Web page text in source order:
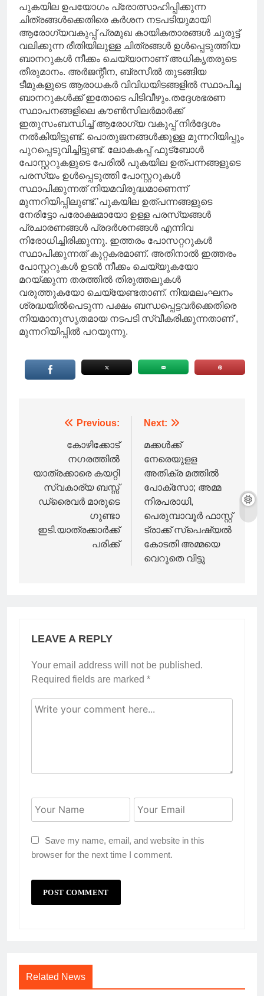
പുകയില ഉപയോഗം പ്രോത്സാഹിപ്പിക്കുന്ന
ചിത്രങ്ങൾക്കെതിരെ കർശന നടപടിയുമായി
ആരോഗ്യവകുപ്പ് പ്രമുഖ കായികതാരങ്ങൾ ചുരുട്ട്
വലിക്കുന്ന രീതിയിലുള്ള ചിത്രങ്ങൾ ഉൾപ്പെടുത്തിയ
ബാനറുകൾ നീക്കം ചെയ്യാനാണ് അധികൃതരുടെ
തീരുമാനം. അർജന്റീന, ബ്രസീൽ തുടങ്ങിയ
ടീമുകളുടെ ആരാധകർ വിവിധയിടങ്ങളിൽ സ്ഥാപിച്ച
ബാനറുകൾക്ക് ഇതോടെ പിടിവീഴും.തദ്ദേശഭരണ
സ്ഥാപനങ്ങളിലെ കൗണ്‍സിലര്‍മാര്‍ക്ക്
ഇതുസംബന്ധിച്ച് ആരോഗ്യ വകുപ്പ് നിര്‍ദ്ദേശം
നല്‍കിയിട്ടുണ്ട്. പൊതുജനങ്ങള്‍ക്കുള്ള മുന്നറിയിപ്പും
പുറപ്പെടുവിച്ചിട്ടുണ്ട്. ലോകകപ്പ് ഫുട്‌ബോള്‍
പോസ്റ്ററുകളുടെ പേരില്‍ പുകയില ഉത്പന്നങ്ങളുടെ
പരസ്യം ഉള്‍പ്പെടുത്തി പോസ്റ്ററുകള്‍
സ്ഥാപിക്കുന്നത് നിയമവിരുദ്ധമാണെന്ന്
മുന്നറിയിപ്പിലുണ്ട്.’പുകയില ഉത്പന്നങ്ങളുടെ
നേരിട്ടോ പരോക്ഷമായോ ഉള്ള പരസ്യങ്ങള്‍
പ്രചാരണങ്ങള്‍ പ്രദര്‍ശനങ്ങള്‍ എന്നിവ
നിരോധിച്ചിരിക്കുന്നു. ഇത്തരം പോസറ്ററുകള്‍
സ്ഥാപിക്കുന്നത് കുറ്റകരമാണ്. അതിനാല്‍ ഇത്തരം
പോസ്റ്ററുകള്‍ ഉടന്‍ നീക്കം ചെയ്യുകയോ
മറയ്ക്കുന്ന തരത്തില്‍ തിരുത്തലുകള്‍
വരുത്തുകയോ ചെയ്യേണ്ടതാണ്. നിയമലംഘനം
ശ്രദ്ധയില്‍പെടുന്ന പക്ഷം ബന്ധപ്പെട്ടവര്‍ക്കെതിരെ
നിയമാനുസൃതമായ നടപടി സ്വീകരിക്കുന്നതാണ്’,
മുന്നറിയിപ്പില്‍ പറയുന്നു.
navigation
Previous:
കോഴിക്കോട്
നഗരത്തില്‍
യാത്രക്കാരെ കയറ്റി
സ്വകാര്യ ബസ്സ്
ഡ്രൈവർ മാരുടെ
ഗുണ്ടാ
ഇടി.യാത്രക്കാർക്ക്
പരിക്ക്
Next:
മക്കൾക്ക്
നേരെയുളള
അതിക്ര മത്തിൽ
പോക്സോ; അമ്മ
നിരപരാധി,
പെരുമ്പാവൂർ ഫാസ്റ്റ്
ട്രാക്ക് സ്‌പെഷ്യൽ
കോടതി അമ്മയെ
വെറുതെ വിട്ടു
LEAVE A REPLY
Your email address will not be published.
Required fields are marked *
Save my name, email, and website in this
browser for the next time I comment.
Related News